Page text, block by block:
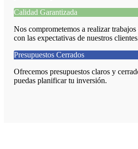
Calidad Garantizada
Nos comprometemos a realizar
con las expectativas de nuestros
Presupuestos Cerrados
Ofrecemos presupuestos claros y
puedas planificar tu inversión.